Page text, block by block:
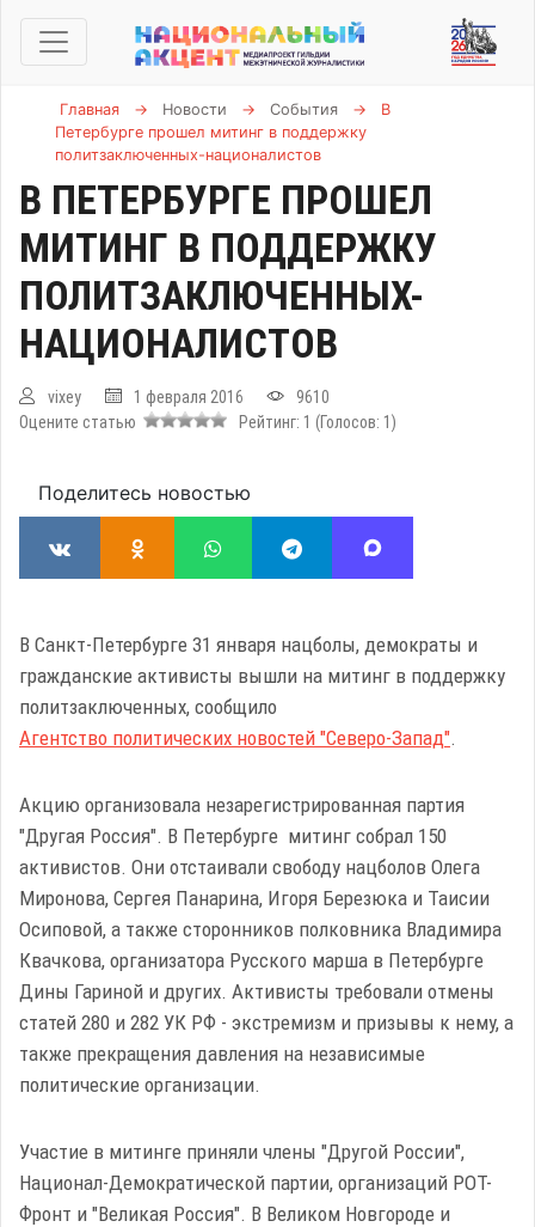
Главная → Новости → События →
В
Петербурге прошел митинг в поддержку
политзаключенных-националистов
В ПЕТЕРБУРГЕ ПРОШЕЛ
МИТИНГ В ПОДДЕРЖКУ
ПОЛИТЗАКЛЮЧЕННЫХ-
НАЦИОНАЛИСТОВ
vixey 1 февраля 2016
9610
Оцените статью
Рейтинг: 1 (Голосов: 1 )
Поделитесь новостью
В Санкт-Петербурге 31 января нацболы, демократы и
гражданские активисты вышли на митинг в поддержку
политзаключенных, сообщило
Агентство политических новостей "Северо-Запад".
Акцию организовала незарегистрированная партия
"Другая Россия". В Петербурге митинг собрал 150
активистов. Они отстаивали свободу нацболов Олега
Миронова, Сергея Панарина, Игоря Березюка и Таисии
Осиповой, а также сторонников полковника Владимира
Квачкова, организатора Русского марша в Петербурге
Дины Гариной и других. Активисты требовали отмены
статей 280 и 282 УК РФ - экстремизм и призывы к нему, а
также прекращения давления на независимые
политические организации.
Участие в митинге приняли члены "Другой России",
Национал-Демократической партии, организаций РОТ-
Фронт и "Великая Россия". В Великом Новгороде и